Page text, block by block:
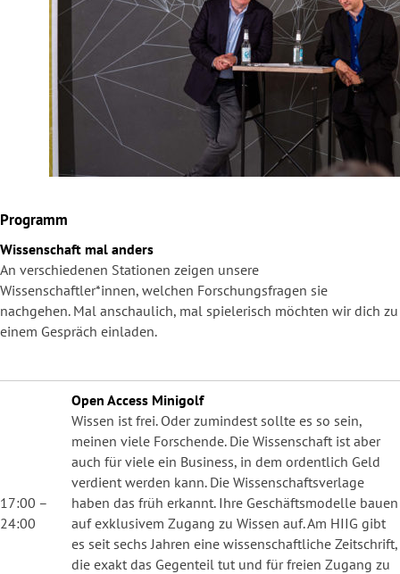
Programm
Wissenschaft mal anders
An verschiedenen Stationen zeigen unsere
Wissenschaftler*innen, welchen Forschungsfragen sie
nachgehen. Mal anschaulich, mal spielerisch möchten wir dich zu
einem Gespräch einladen.
17:00 –
24:00
Open Access Minigolf
Wissen ist frei. Oder zumindest sollte es so sein,
meinen viele Forschende. Die Wissenschaft ist aber
auch für viele ein Business, in dem ordentlich Geld
verdient werden kann. Die Wissenschaftsverlage
haben das früh erkannt. Ihre Geschäftsmodelle bauen
auf exklusivem Zugang zu Wissen auf. Am HIIG gibt
es seit sechs Jahren eine wissenschaftliche Zeitschrift,
die exakt das Gegenteil tut und für freien Zugang zu